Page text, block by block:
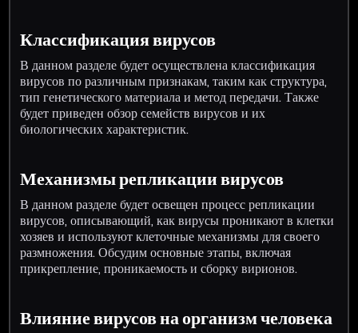
Классификация вирусов
В данном разделе будет осуществлена классификация
вирусов по различным признакам, таким как структура,
тип генетического материала и метод передачи. Также
будет приведен обзор семейств вирусов и их
биологических характеристик.
Механизмы репликации вирусов
В данном разделе будет освещен процесс репликации
вирусов, описывающий, как вирусы проникают в клетки
хозяев и используют клеточные механизмы для своего
размножения. Обсудим основные этапы, включая
прикрепление, проникаемость и сборку вирионов.
Влияние вирусов на организм человека